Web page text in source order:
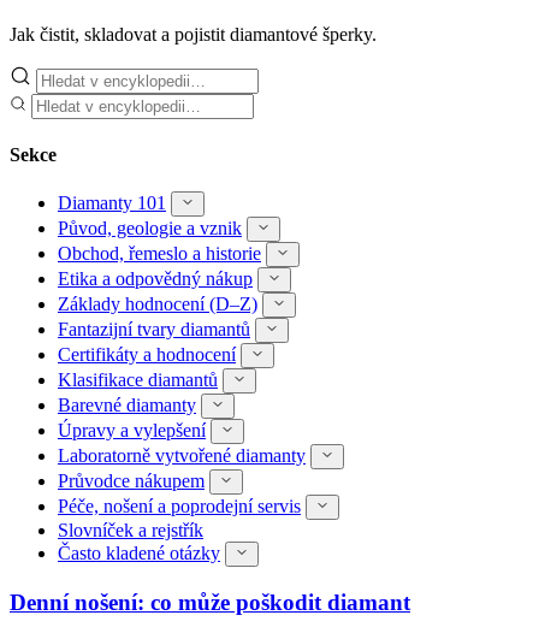
Jak čistit, skladovat a pojistit diamantové šperky.
Sekce
Diamanty 101
Původ, geologie a vznik
Obchod, řemeslo a historie
Etika a odpovědný nákup
Základy hodnocení (D–Z)
Fantazijní tvary diamantů
Certifikáty a hodnocení
Klasifikace diamantů
Barevné diamanty
Úpravy a vylepšení
Laboratorně vytvořené diamanty
Průvodce nákupem
Péče, nošení a poprodejní servis
Slovníček a rejstřík
Často kladené otázky
Denní nošení: co může poškodit diamant